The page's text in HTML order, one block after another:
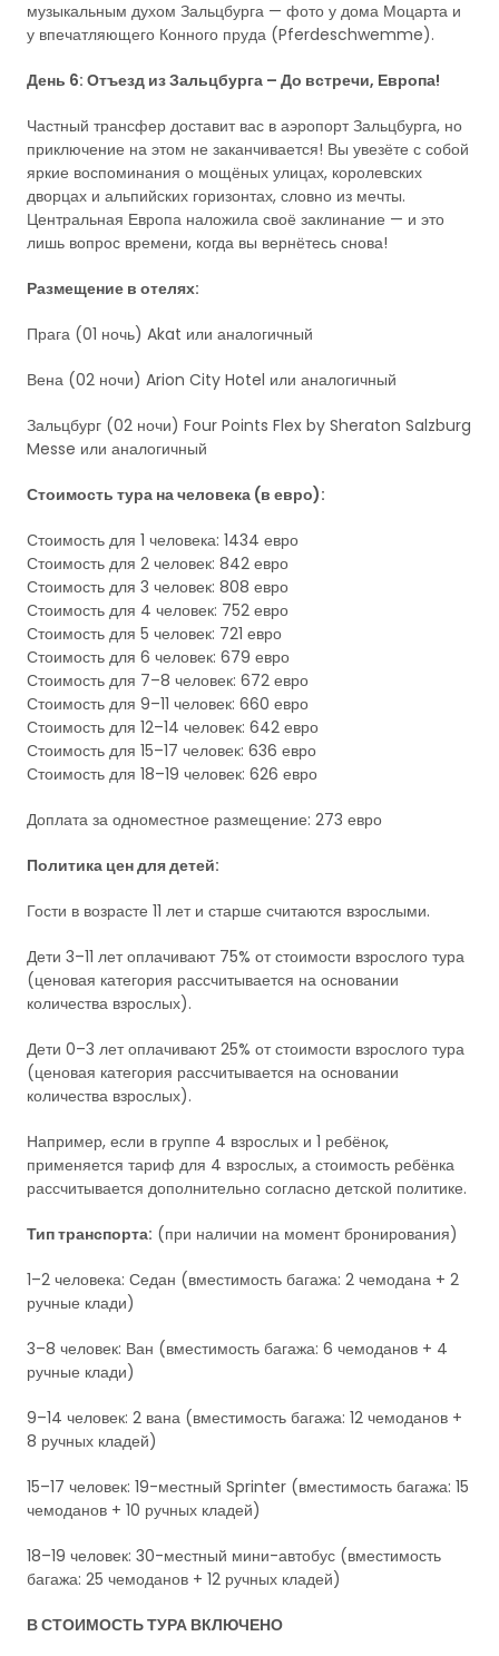
музыкальным духом Зальцбурга — фото у дома Моцарта и
у впечатляющего Конного пруда (Pferdeschwemme).
День 6: Отъезд из Зальцбурга – До встречи, Европа!
Частный трансфер доставит вас в аэропорт Зальцбурга, но
приключение на этом не заканчивается! Вы увезёте с собой
яркие воспоминания о мощёных улицах, королевских
дворцах и альпийских горизонтах, словно из мечты.
Центральная Европа наложила своё заклинание — и это
лишь вопрос времени, когда вы вернётесь снова!
Размещение в отелях:
Прага (01 ночь) Akat или аналогичный
Вена (02 ночи) Arion City Hotel или аналогичный
Зальцбург (02 ночи) Four Points Flex by Sheraton Salzburg
Messe или аналогичный
Стоимость тура на человека (в евро):
Стоимость для 1 человека: 1434 евро
Стоимость для 2 человек: 842 евро
Стоимость для 3 человек: 808 евро
Стоимость для 4 человек: 752 евро
Стоимость для 5 человек: 721 евро
Стоимость для 6 человек: 679 евро
Стоимость для 7–8 человек: 672 евро
Стоимость для 9–11 человек: 660 евро
Стоимость для 12–14 человек: 642 евро
Стоимость для 15–17 человек: 636 евро
Стоимость для 18–19 человек: 626 евро
Доплата за одноместное размещение: 273 евро
Политика цен для детей:
Гости в возрасте 11 лет и старше считаются взрослыми.
Дети 3–11 лет оплачивают 75% от стоимости взрослого тура
(ценовая категория рассчитывается на основании
количества взрослых).
Дети 0–3 лет оплачивают 25% от стоимости взрослого тура
(ценовая категория рассчитывается на основании
количества взрослых).
Например, если в группе 4 взрослых и 1 ребёнок,
применяется тариф для 4 взрослых, а стоимость ребёнка
рассчитывается дополнительно согласно детской политике.
Тип транспорта: (при наличии на момент бронирования)
1–2 человека: Седан (вместимость багажа: 2 чемодана + 2
ручные клади)
3–8 человек: Ван (вместимость багажа: 6 чемоданов + 4
ручные клади)
9–14 человек: 2 вана (вместимость багажа: 12 чемоданов +
8 ручных кладей)
15–17 человек: 19-местный Sprinter (вместимость багажа: 15
чемоданов + 10 ручных кладей)
18–19 человек: 30-местный мини-автобус (вместимость
багажа: 25 чемоданов + 12 ручных кладей)
В СТОИМОСТЬ ТУРА ВКЛЮЧЕНО